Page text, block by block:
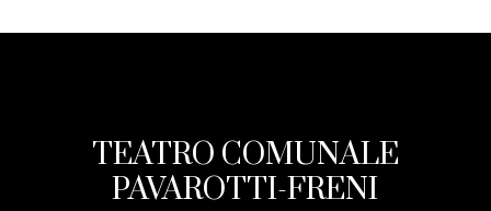
TEATRO COMUNALE
PAVAROTTI-FRENI